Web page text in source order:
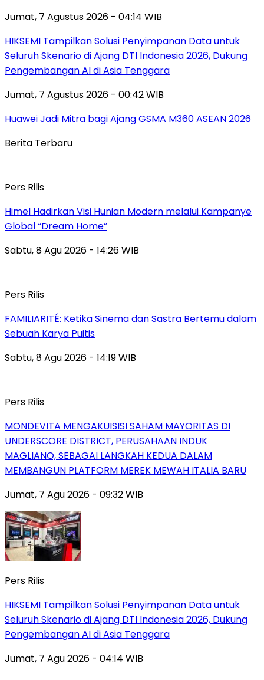
Jumat, 7 Agustus 2026 - 04:14 WIB
HIKSEMI Tampilkan Solusi Penyimpanan Data untuk
Seluruh Skenario di Ajang DTI Indonesia 2026, Dukung
Pengembangan AI di Asia Tenggara
Jumat, 7 Agustus 2026 - 00:42 WIB
Huawei Jadi Mitra bagi Ajang GSMA M360 ASEAN 2026
Berita Terbaru
Pers Rilis
Himel Hadirkan Visi Hunian Modern melalui Kampanye
Global “Dream Home”
Sabtu, 8 Agu 2026 - 14:26 WIB
Pers Rilis
FAMILIARITÉ: Ketika Sinema dan Sastra Bertemu dalam
Sebuah Karya Puitis
Sabtu, 8 Agu 2026 - 14:19 WIB
Pers Rilis
MONDEVITA MENGAKUISISI SAHAM MAYORITAS DI
UNDERSCORE DISTRICT, PERUSAHAAN INDUK
MAGLIANO, SEBAGAI LANGKAH KEDUA DALAM
MEMBANGUN PLATFORM MEREK MEWAH ITALIA BARU
Jumat, 7 Agu 2026 - 09:32 WIB
Pers Rilis
HIKSEMI Tampilkan Solusi Penyimpanan Data untuk
Seluruh Skenario di Ajang DTI Indonesia 2026, Dukung
Pengembangan AI di Asia Tenggara
Jumat, 7 Agu 2026 - 04:14 WIB